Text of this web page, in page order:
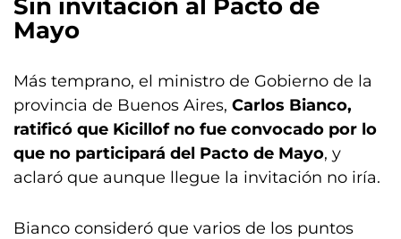
Sin invitación al Pacto de
Mayo
Más temprano, el ministro de Gobierno de la
provincia de Buenos Aires, Carlos Bianco,
ratificó que Kicillof no fue convocado por lo
que no participará del Pacto de Mayo, y
aclaró que aunque llegue la invitación no iría.
Bianco consideró que varios de los puntos